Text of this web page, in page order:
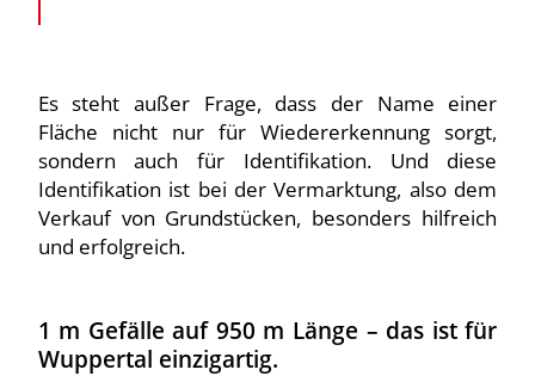
Es steht außer Frage, dass der Name einer
Fläche nicht nur für Wiedererkennung sorgt,
sondern auch für Identifikation. Und diese
Identifikation ist bei der Vermarktung, also dem
Verkauf von Grundstücken, besonders hilfreich
und erfolgreich.
1 m Gefälle auf 950 m Länge – das ist für
Wuppertal einzigartig.